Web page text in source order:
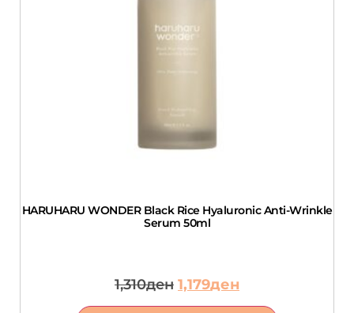
HARUHARU WONDER Black Rice Hyaluronic Anti-Wrinkle
Serum 50ml
1,310ден 1,179ден